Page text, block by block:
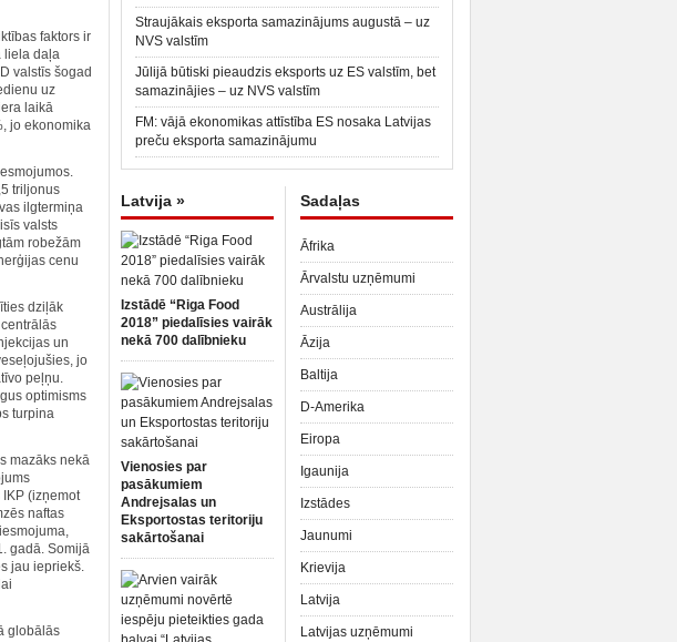
faktors ir
liela daļa
valstīs šogad
uz
laikā
jo ekonomika
triljonus
ilgtermiņa
valsts
robežām
cenu
dziļāk
un
jo
peļņu.
optimisms
turpina
mazāks nekā
(izņemot
naftas
gadā. Somijā
jau iepriekš.
globālās
Straujākais eksporta samazinājums augustā – uz
NVS valstīm
Jūlijā būtiski pieaudzis eksports uz ES valstīm, bet
samazinājies – uz NVS valstīm
FM: vājā ekonomikas attīstība ES nosaka Latvijas
preču eksporta samazinājumu
Latvija »
Izstādē “Riga Food
2018” piedalīsies vairāk
nekā 700 dalībnieku
Vienosies par
pasākumiem
Andrejsalas un
Eksportostas teritoriju
sakārtošanai
Sadaļas
Āfrika
Ārvalstu uzņēmumi
Austrālija
Āzija
Baltija
D-Amerika
Eiropa
Igaunija
Izstādes
Jaunumi
Krievija
Latvija
Latvijas uzņēmumi